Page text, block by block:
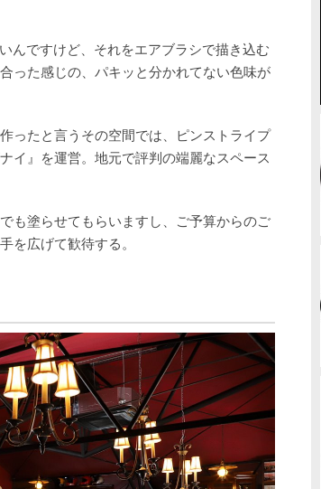
んですけど、それをエアブラシで描き込む
った感じの、パキッと分かれてない色味が
ったと言うその空間では、ピンストライプ
イ』を運営。地元で評判の端麗なスペース
も塗らせてもらいますし、ご予算からのご
を広げて歓待する。